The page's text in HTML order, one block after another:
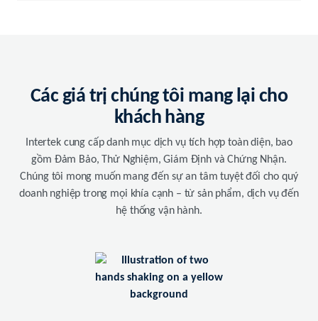
Các giá trị chúng tôi mang lại cho
khách hàng
Intertek cung cấp danh mục dịch vụ tích hợp toàn diện, bao
gồm Đảm Bảo, Thử Nghiệm, Giám Định và Chứng Nhận.
Chúng tôi mong muốn mang đến sự an tâm tuyệt đối cho quý
doanh nghiệp trong mọi khía cạnh – từ sản phẩm, dịch vụ đến
hệ thống vận hành.